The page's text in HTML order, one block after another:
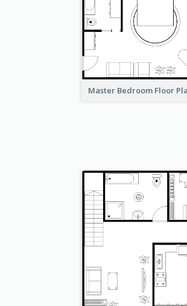
Master Bedroom Floor